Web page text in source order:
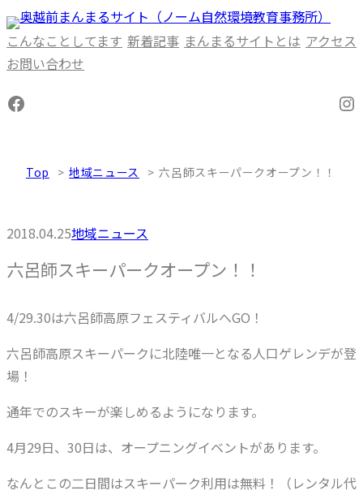
内
容
を
キ
こんなことしてます 新着記事 まんまるサイトとは アクセス
お問い合わせ
Facebook
Top 地域ニュース 六呂師スキーパークオープン！！
2018.04.25地域ニュース
六呂師スキーパークオープン！！
4/29.30は六呂師高原フェスティバルへGO！
六呂師高原スキーパークに北陸唯一となる人口ゲレンデが登
場！
通年でのスキーが楽しめるようになります。
4月29日、30日は、オープニングイベントがあります。
なんとこの二日間はスキーパーク利用は無料！（レンタル代